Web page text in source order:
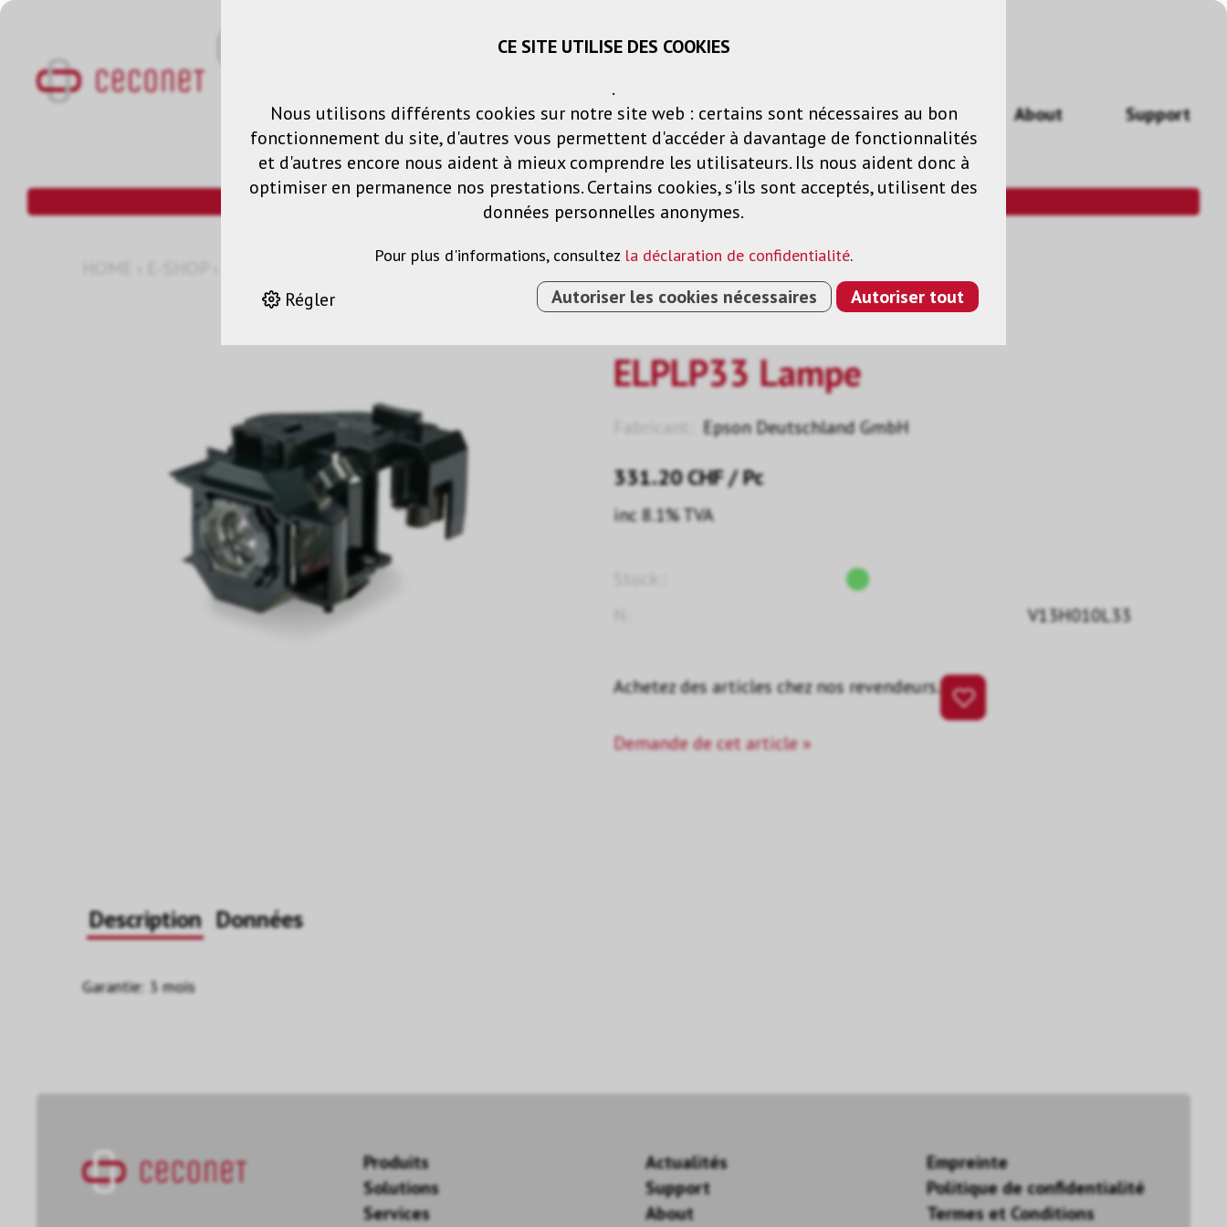
Panier Listes de voeux
Produits Solutions Services Actualités About Support
ELPLP33 Lampe
Epson Deutschland GmbH
331.20CHF/ Pc
inc 8.1% TVA
V13H010L33
Achetez des articles chez nos revendeurs.
Demande de cet article »
Description Données
Garantie: 3 mois
Produits
Solutions
Services
Actualités
Support
About
Empreinte
Politique de confidentialité
Termes et Conditions
CE SITE UTILISE DES COOKIES
.
Nous utilisons différents cookies sur notre site web : certains sont nécessaires au bon
fonctionnement du site, d'autres vous permettent d'accéder à davantage de fonctionnalités
et d'autres encore nous aident à mieux comprendre les utilisateurs. Ils nous aident donc à
optimiser en permanence nos prestations. Certains cookies, s'ils sont acceptés, utilisent des
données personnelles anonymes.
Pour plus d'informations, consultez la déclaration de confidentialité.
Régler Autoriser les cookies nécessaires Autoriser tout